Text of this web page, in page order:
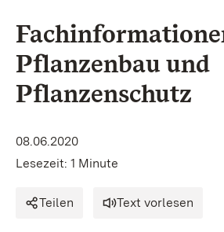
Pflanzenbau und
Pflanzenschutz
08.06.2020
Lesezeit: 1 Minute
Teilen Text vorlesen